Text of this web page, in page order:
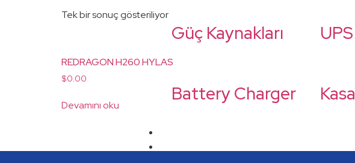
Güç Kaynakları UPS
Battery Charger Kasa
Tek bir sonuç gösteriliyor
REDRAGON H260 HYLAS
$0.00
Devamını oku